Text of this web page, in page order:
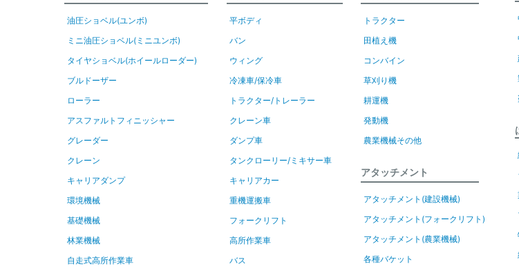
油圧ショベル(ユンボ)
ミニ油圧ショベル(ミニユンボ)
タイヤショベル(ホイールローダー)
ブルドーザー
ローラー
アスファルトフィニッシャー
グレーダー
クレーン
キャリアダンプ
環境機械
基礎機械
林業機械
自走式高所作業車
平ボディ
バン
ウィング
冷凍車/保冷車
トラクター/トレーラー
クレーン車
ダンプ車
タンクローリー/ミキサー車
キャリアカー
重機運搬車
フォークリフト
高所作業車
バス
トラクター
田植え機
コンバイン
草刈り機
耕運機
発動機
農業機械その他
アタッチメント
アタッチメント(建設機械)
アタッチメント(フォークリフト)
アタッチメント(農業機械)
各種バケット